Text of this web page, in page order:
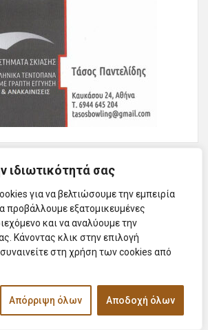
ιδιωτικότητά σας
για να βελτιώσουμε την εμπειρία
προβάλλουμε εξατομικευμένες
και να αναλύουμε την
Κάνοντας κλικ στην επιλογή
στη χρήση των cookies από
Απόρριψη όλων Αποδοχή όλων